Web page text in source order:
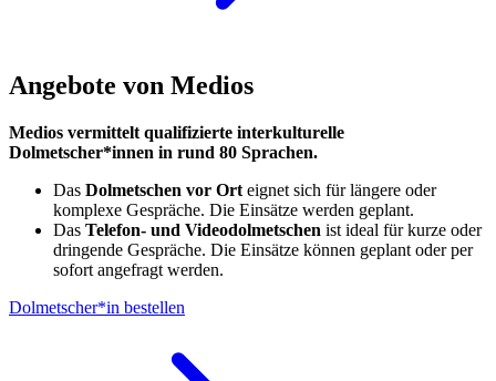
Angebote von Medios
Medios vermittelt qualifizierte interkulturelle
Dolmetscher*innen in rund 80 Sprachen.
Das Dolmetschen vor Ort eignet sich für längere oder
komplexe Gespräche. Die Einsätze werden geplant.
Das Telefon- und Videodolmetschen ist ideal für kurze oder
dringende Gespräche. Die Einsätze können geplant oder per
sofort angefragt werden.
Dolmetscher*in bestellen